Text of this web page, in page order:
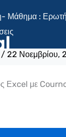
:
/ 22 Νοεμβρίου,
Εxcel με